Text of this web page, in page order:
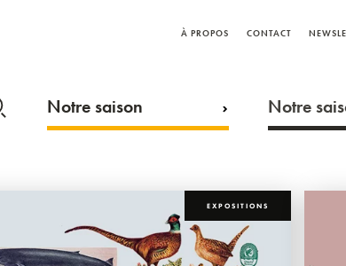
À PROPOS CONTACT
Notre saison Notre
EXPOSITIONS